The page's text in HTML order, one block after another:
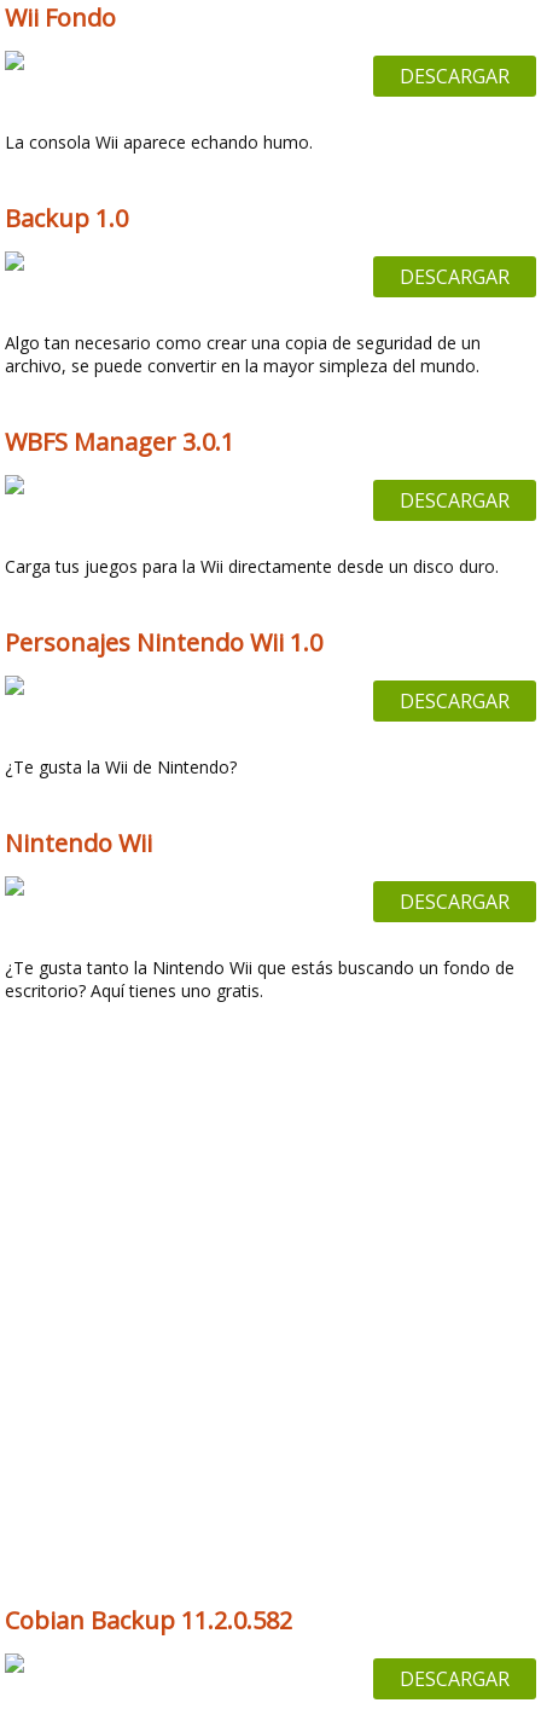
Wii Fondo
DESCARGAR
La consola Wii aparece echando humo.
Backup 1.0
DESCARGAR
Algo tan necesario como crear una copia de seguridad de un
archivo, se puede convertir en la mayor simpleza del mundo.
WBFS Manager 3.0.1
DESCARGAR
Carga tus juegos para la Wii directamente desde un disco duro.
Personajes Nintendo Wii 1.0
DESCARGAR
¿Te gusta la Wii de Nintendo?
Nintendo Wii
DESCARGAR
¿Te gusta tanto la Nintendo Wii que estás buscando un fondo de
escritorio? Aquí tienes uno gratis.
Cobian Backup 11.2.0.582
DESCARGAR